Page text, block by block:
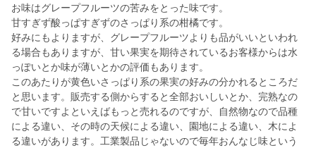
お味はグレープフルーツの苦みをとった味です。
甘すぎず酸っぱすぎずのさっぱり系の柑橘です。
好みにもよりますが、グレープフルーツよりも品がいいといわれ
る場合もありますが、甘い果実を期待されているお客様からは水
っぽいとか味が薄いとかの評価もあります。
このあたりが黄色いさっぱり系の果実の好みの分かれるところだ
と思います。販売する側からすると全部おいしいとか、完熟なの
で甘いですよといえばもっと売れるのですが、自然物なので品種
による違い、その時の天候による違い、園地による違い、木によ
る違いがあります。工業製品じゃないので毎年おんなじ味という